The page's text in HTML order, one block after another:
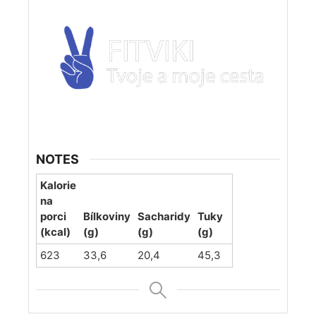
NOTES
Kalorie
na
porci
(kcal)
Bílkoviny
(g)
Sacharidy
(g)
Tuky
(g)
623
33,6 20,4 45,3